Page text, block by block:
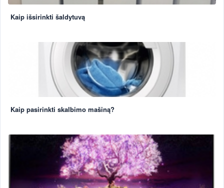
Kaip išsirinkti šaldytuvą
Kaip pasirinkti skalbimo mašiną?